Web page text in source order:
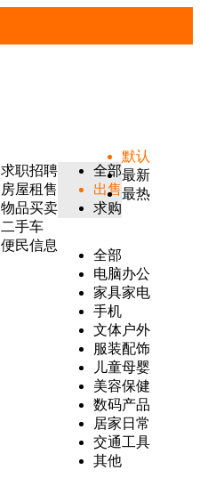
求职招聘
房屋租售
物品买卖
二手车
便民信息
全部
出售
求购
全部
电脑办公
家具家电
手机
文体户外
服装配饰
儿童母婴
美容保健
数码产品
居家日常
交通工具
其他
默认
最新
最热